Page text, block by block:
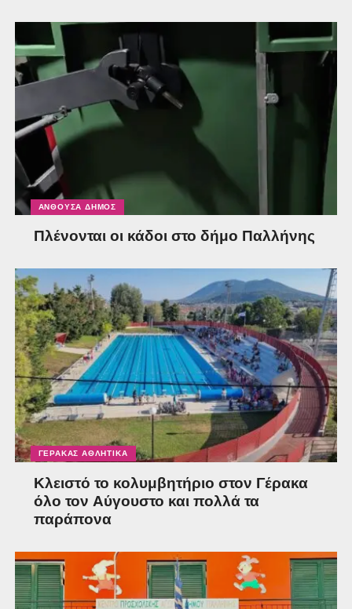
ΑΝΘΟΎΣΑ ΔΉΜΟΣ
Πλένονται οι κάδοι στο δήμο Παλλήνης
ΓΈΡΑΚΑΣ ΑΘΛΗΤΙΚΆ
Κλειστό το κολυμβητήριο στον Γέρακα
όλο τον Αύγουστο και πολλά τα
παράπονα